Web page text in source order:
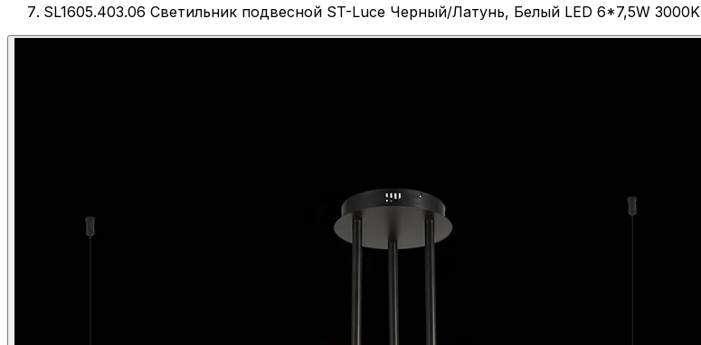
SL1605.403.06 Светильник подвесной ST-Luce Черный/Латунь, Белый LED 6*7,5W 3000K